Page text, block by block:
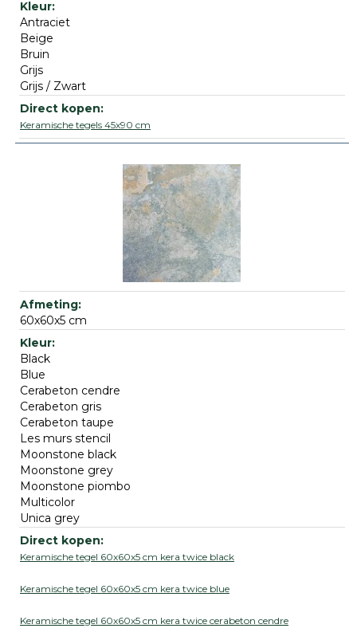
Antraciet
Beige
Bruin
Grijs
Grijs / Zwart
Keramische tegels 45x90 cm
60x60x5 cm
Black
Blue
Cerabeton cendre
Cerabeton gris
Cerabeton taupe
Les murs stencil
Moonstone black
Moonstone grey
Moonstone piombo
Multicolor
Unica grey
Keramische tegel 60x60x5 cm kera twice black
Keramische tegel 60x60x5 cm kera twice blue
Keramische tegel 60x60x5 cm kera twice cerabeton cendre